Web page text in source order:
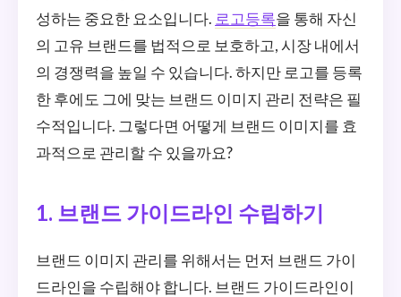
성하는 중요한 요소입니다. 로고등록을 통해 자신
의 고유 브랜드를 법적으로 보호하고, 시장 내에서
의 경쟁력을 높일 수 있습니다. 하지만 로고를 등록
한 후에도 그에 맞는 브랜드 이미지 관리 전략은 필
수적입니다. 그렇다면 어떻게 브랜드 이미지를 효
과적으로 관리할 수 있을까요?
1. 브랜드 가이드라인 수립하기
브랜드 이미지 관리를 위해서는 먼저 브랜드 가이
드라인을 수립해야 합니다. 브랜드 가이드라인이